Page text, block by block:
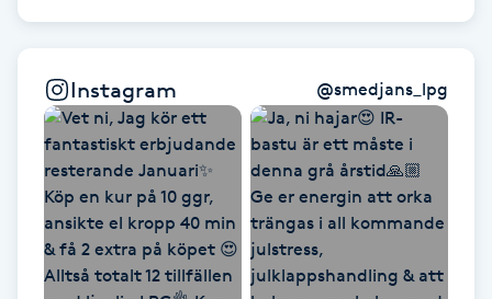
Hatha Yoga
Headspa
Healing
Herrklippning
Instagram @smedjans_lpg